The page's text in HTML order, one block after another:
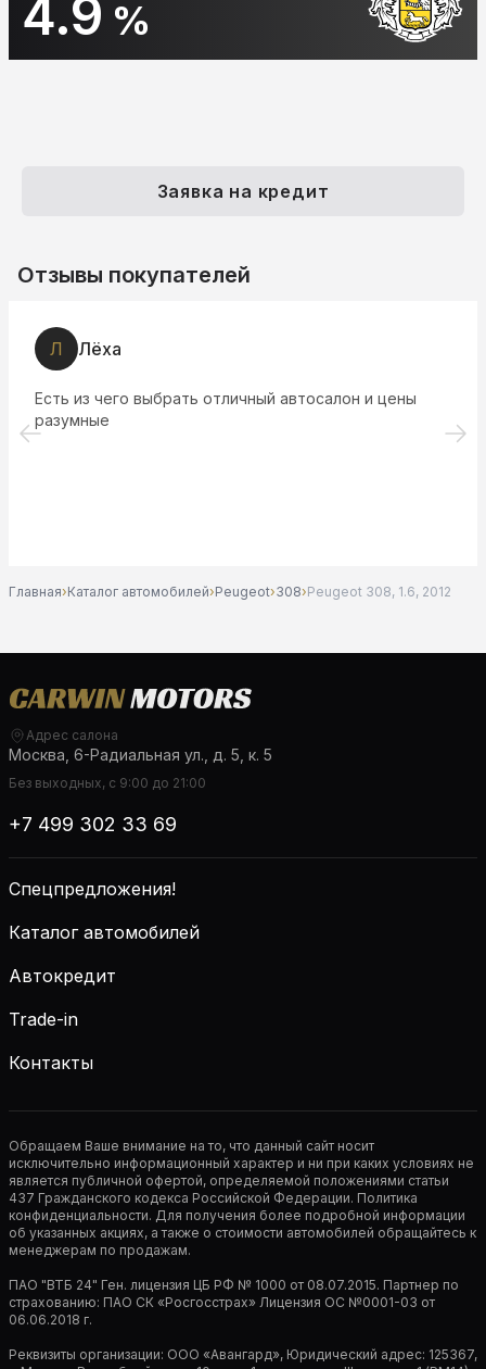
10.9
Заявка на кредит
Отзывы покупателей
Л Лëха
Есть из чего выбрать отличный автосалон и цены
разумные
Главная›Каталог автомобилей›Peugeot›308›Peugeot 308, 1.6, 2012
Адрес салона
Москва, 6-Радиальная ул., д. 5, к. 5
Без выходных, с 9:00 до 21:00
+7 499 302 33 69
Спецпредложения!
Каталог автомобилей
Автокредит
Trade-in
Контакты
Обращаем Ваше внимание на то, что данный сайт носит
исключительно информационный характер и ни при каких условиях не
является публичной офертой, определяемой положениями статьи
437 Гражданского кодекса Российской Федерации. Политика
конфиденциальности. Для получения более подробной информации
об указанных акциях, а также о стоимости автомобилей обращайтесь к
менеджерам по продажам.
ПАО "ВТБ 24" Ген. лицензия ЦБ РФ № 1000 от 08.07.2015. Партнер по
страхованию: ПАО СК «Росгосстрах» Лицензия ОС №0001-03 от
06.06.2018 г.
Реквизиты организации: ООО «Авангард», Юридический адрес: 125367,